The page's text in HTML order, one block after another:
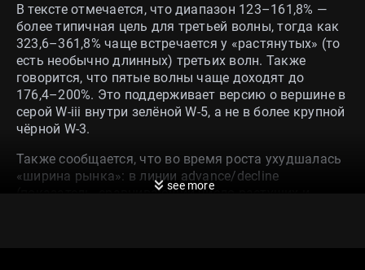
В тексте отмечается, что диапазон 123–161,8% —
более типичная цель для третьей волны, тогда как
323,6–361,8% чаще встречается у «растянутых» (то
есть необычно длинных) третьих волн. Также
говорится, что пятые волны чаще доходят до
176,4–200%. Это поддерживает версию о вершине в
серой W-iii внутри зелёной W-5, а не в более крупной
чёрной W-3.
Также сообщается, что во время роста ухудшалась
«ширина рынка»: в линии advance/decline
(показатель, сравнивающий число растущих и
see more